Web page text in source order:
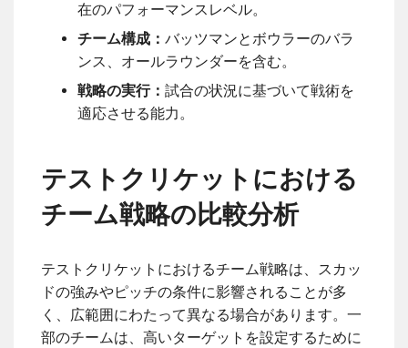
在のパフォーマンスレベル。
チーム構成： バッツマンとボウラーのバラ
ンス、オールラウンダーを含む。
戦略の実行： 試合の状況に基づいて戦術を
適応させる能力。
テストクリケットにおける
チーム戦略の比較分析
テストクリケットにおけるチーム戦略は、スカッ
ドの強みやピッチの条件に影響されることが多
く、広範囲にわたって異なる場合があります。一
部のチームは、高いターゲットを設定するために